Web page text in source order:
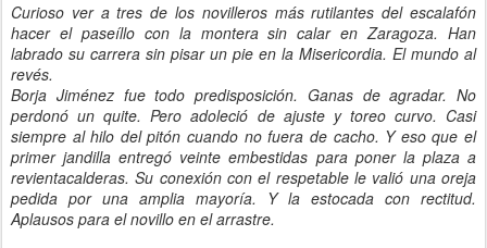
Curioso ver a tres de los novilleros más rutilantes del escalafón
hacer el paseíllo con la montera sin calar en Zaragoza. Han
labrado su carrera sin pisar un pie en la Misericordia. El mundo al
revés.
Borja Jiménez fue todo predisposición. Ganas de agradar. No
perdonó un quite. Pero adoleció de ajuste y toreo curvo. Casi
siempre al hilo del pitón cuando no fuera de cacho. Y eso que el
primer jandilla entregó veinte embestidas para poner la plaza a
revientacalderas. Su conexión con el respetable le valió una oreja
pedida por una amplia mayoría. Y la estocada con rectitud.
Aplausos para el novillo en el arrastre.